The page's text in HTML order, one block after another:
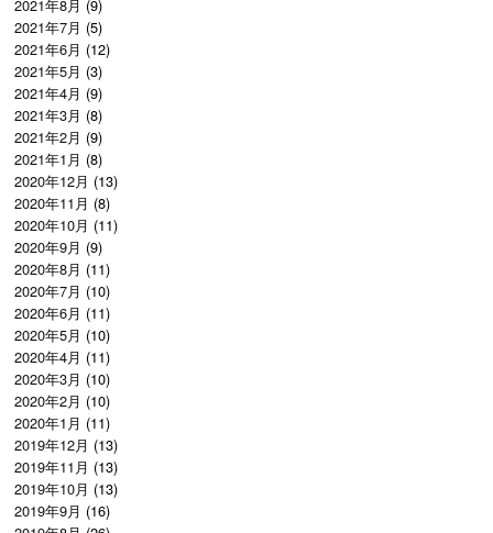
2021年8月 (9)
2021年7月 (5)
2021年6月 (12)
2021年5月 (3)
2021年4月 (9)
2021年3月 (8)
2021年2月 (9)
2021年1月 (8)
2020年12月 (13)
2020年11月 (8)
2020年10月 (11)
2020年9月 (9)
2020年8月 (11)
2020年7月 (10)
2020年6月 (11)
2020年5月 (10)
2020年4月 (11)
2020年3月 (10)
2020年2月 (10)
2020年1月 (11)
2019年12月 (13)
2019年11月 (13)
2019年10月 (13)
2019年9月 (16)